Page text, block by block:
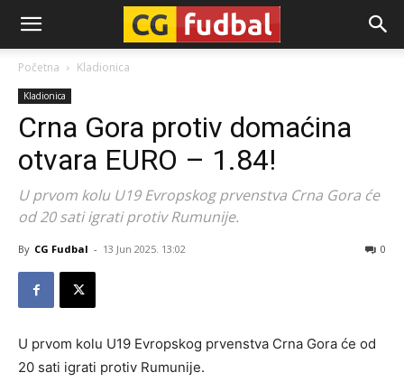
CG-
Fudbal
Početna Kladionica
Kladionica
Crna Gora protiv domaćina
otvara EURO – 1.84!
U prvom kolu U19 Evropskog prvenstva Crna Gora će
od 20 sati igrati protiv Rumunije.
By CG Fudbal - 13 Jun 2025. 13:02 0
U prvom kolu U19 Evropskog prvenstva Crna Gora će od
20 sati igrati protiv Rumunije.